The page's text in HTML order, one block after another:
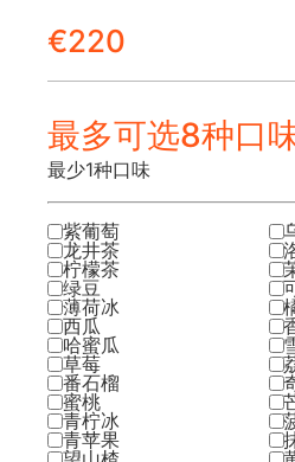
€220
最多可选8种口
最少1种口味
紫葡萄
龙井茶
柠檬茶
绿豆
薄荷冰
西瓜
哈蜜瓜
草莓
番石榴
蜜桃
青柠冰
青苹果